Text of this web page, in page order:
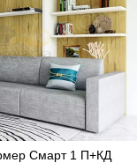
Смарт 1 П+КД